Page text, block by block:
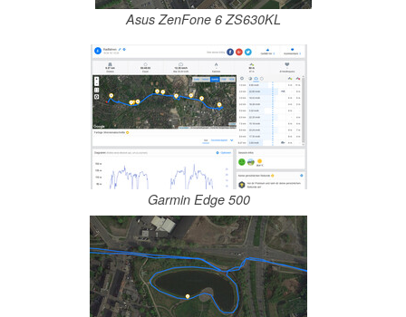
Asus ZenFone 6 ZS630KL
Garmin Edge 500